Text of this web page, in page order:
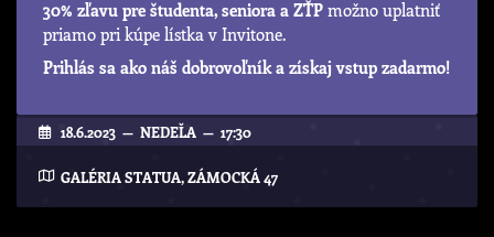
30% zľavu pre študenta, seniora a ZŤP možno uplatniť
priamo pri kúpe lístka v Invitone.
Prihlás sa ako náš dobrovoľník a získaj vstup zadarmo!
18.6.2023 — NEDEĽA — 17:30
GALÉRIA STATUA, ZÁMOCKÁ 47